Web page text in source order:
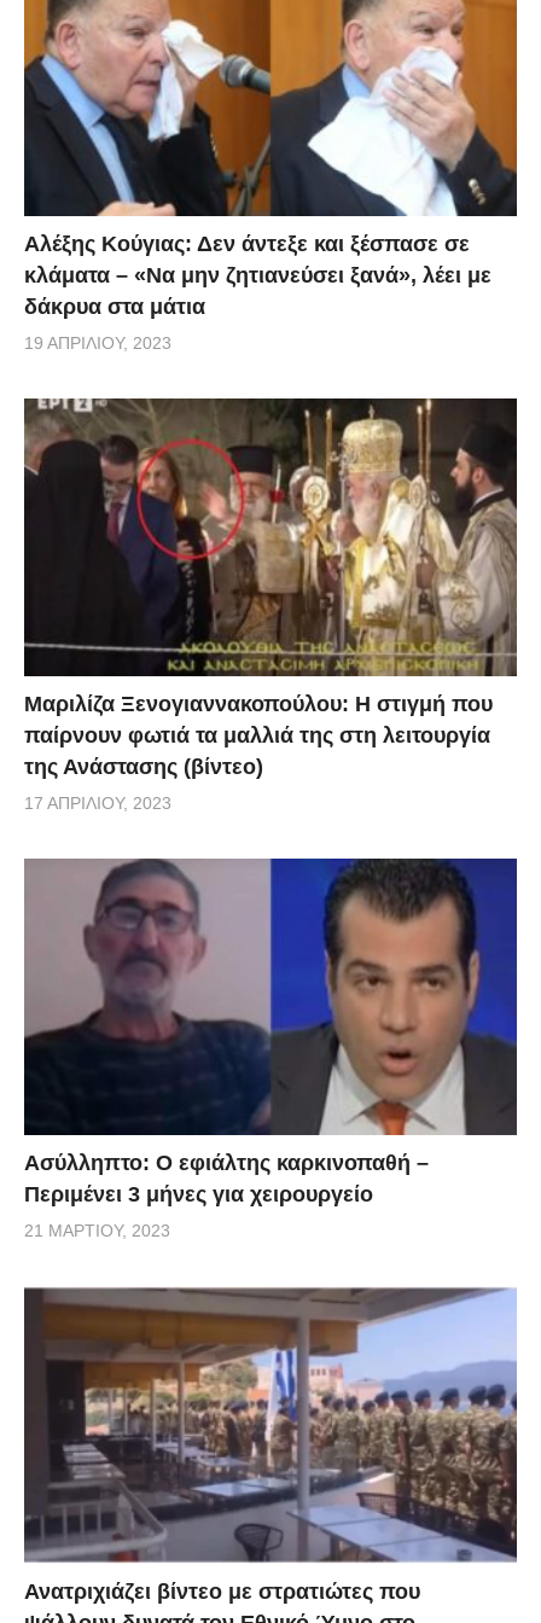
τη διαδρομή καταγράφοντας καρέ καρέ όλα αυτά που
οι αρτιμελείς προσπερνούν.
Αλέξης Κούγιας: Δεν άντεξε και ξέσπασε σε
κλάματα – «Να μην ζητιανεύσει ξανά», λέει με
δάκρυα στα μάτια
19 ΑΠΡΙΛΊΟΥ, 2023
Μαριλίζα Ξενογιαννακοπούλου: Η στιγμή που
παίρνουν φωτιά τα μαλλιά της στη λειτουργία
της Ανάστασης (βίντεο)
17 ΑΠΡΙΛΊΟΥ, 2023
Ασύλληπτο: Ο εφιάλτης καρκινοπαθή –
Περιμένει 3 μήνες για χειρουργείο
21 ΜΑΡΤΊΟΥ, 2023
Ανατριχιάζει βίντεο με στρατιώτες που